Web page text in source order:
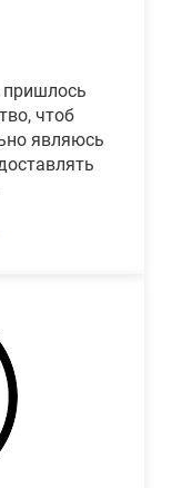
пришлось
чтоб
являюсь